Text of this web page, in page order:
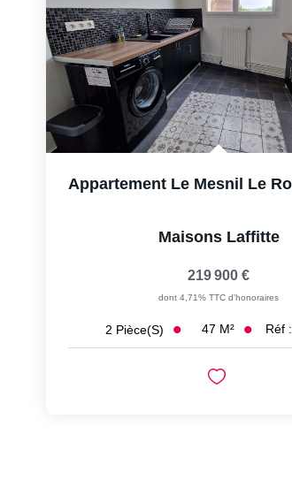
Maisons Laffitte
219 900 €
dont 4,71% TTC d'honoraires
2 Pièce(s) 47 M² Réf :